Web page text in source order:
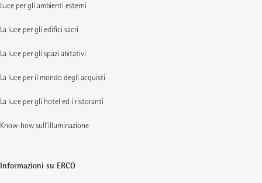
Luce per gli ambienti esterni
La luce per gli edifici sacri
La luce per gli spazi abitativi
La luce per il mondo degli acquisti
La luce per gli hotel ed i ristoranti
Know-how sull’illuminazione
Informazioni su ERCO